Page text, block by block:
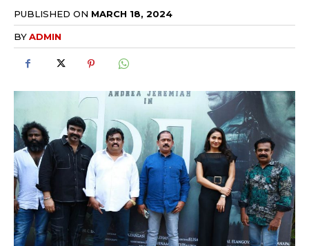
PUBLISHED ON MARCH 18, 2024
BYADMIN